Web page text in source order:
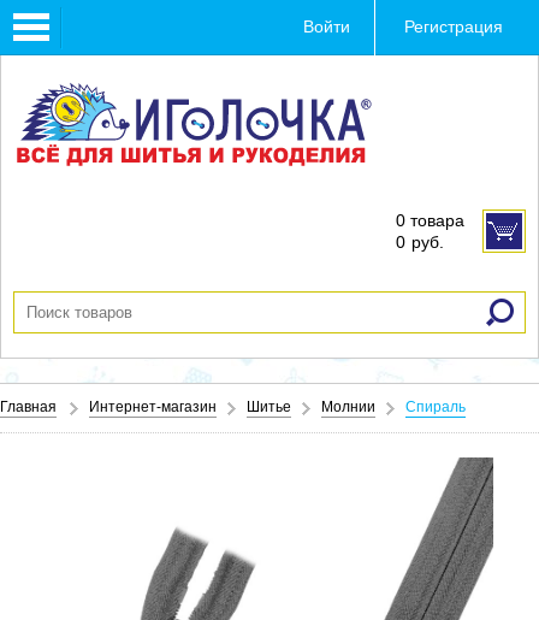
Toggle
navigation
Войти Регистрация
0 товара
0 руб.
Главная Интернет-магазин Шитье Молнии Спираль